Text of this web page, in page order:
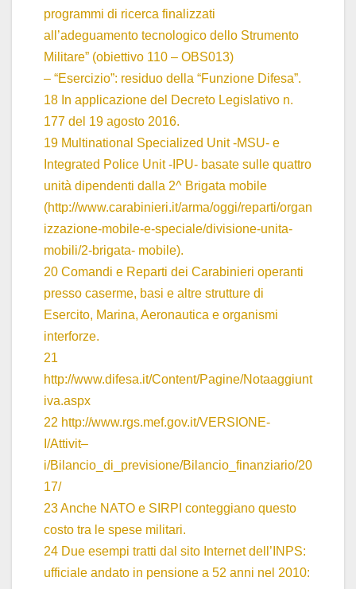
programmi di ricerca finalizzati
all’adeguamento tecnologico dello Strumento
Militare” (obiettivo 110 – OBS013)
– “Esercizio”: residuo della “Funzione Difesa”.
18 In applicazione del Decreto Legislativo n.
177 del 19 agosto 2016.
19 Multinational Specialized Unit -MSU- e
Integrated Police Unit -IPU- basate sulle quattro
unità dipendenti dalla 2^ Brigata mobile
(http://www.carabinieri.it/arma/oggi/reparti/organ
izzazione-mobile-e-speciale/divisione-unita-
mobili/2-brigata- mobile).
20 Comandi e Reparti dei Carabinieri operanti
presso caserme, basi e altre strutture di
Esercito, Marina, Aeronautica e organismi
interforze.
21
http://www.difesa.it/Content/Pagine/Notaaggiunt
iva.aspx
22 http://www.rgs.mef.gov.it/VERSIONE-
I/Attivit–
i/Bilancio_di_previsione/Bilancio_finanziario/20
17/
23 Anche NATO e SIRPI conteggiano questo
costo tra le spese militari.
24 Due esempi tratti dal sito Internet dell’INPS:
ufficiale andato in pensione a 52 anni nel 2010: